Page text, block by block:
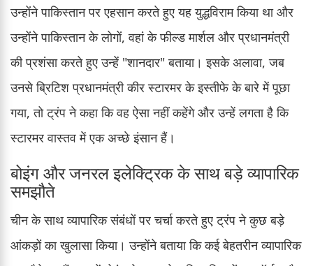
उन्होंने पाकिस्तान पर एहसान करते हुए यह युद्धविराम किया था और
उन्होंने पाकिस्तान के लोगों, वहां के फील्ड मार्शल और प्रधानमंत्री
की प्रशंसा करते हुए उन्हें "शानदार" बताया। इसके अलावा, जब
उनसे ब्रिटिश प्रधानमंत्री कीर स्टारमर के इस्तीफे के बारे में पूछा
गया, तो ट्रंप ने कहा कि वह ऐसा नहीं कहेंगे और उन्हें लगता है कि
स्टारमर वास्तव में एक अच्छे इंसान हैं।
बोइंग और जनरल इलेक्ट्रिक के साथ बड़े व्यापारिक
समझौते
चीन के साथ व्यापारिक संबंधों पर चर्चा करते हुए ट्रंप ने कुछ बड़े
आंकड़ों का खुलासा किया। उन्होंने बताया कि कई बेहतरीन व्यापारिक